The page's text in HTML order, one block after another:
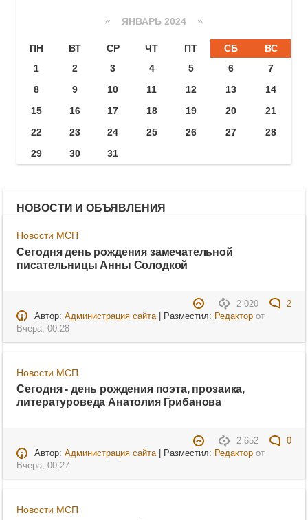
« ЯНВАРЬ 2024 »
ПН ВТ СР ЧТ ПТ СБ
ВС
1
2 3 4 5 6
7
8
9 10 11 12 13
14
15
16 17 18 19 20
21
22
23 24 25 26 27
28
29
30 31
НОВОСТИ И ОБЪЯВЛЕНИЯ
Новости МСП
Сегодня день рождения замечательной
писательницы Анны Солодкой
2 020
2
Автор: Администрация сайта| Разместил: Редакторот
Вчера, 00:28
Новости МСП
Сегодня - день рождения поэта, прозаика,
литературоведа Анатолия Грибанова
2 652
0
Автор: Администрация сайта| Разместил: Редакторот
Вчера, 00:27
Новости МСП